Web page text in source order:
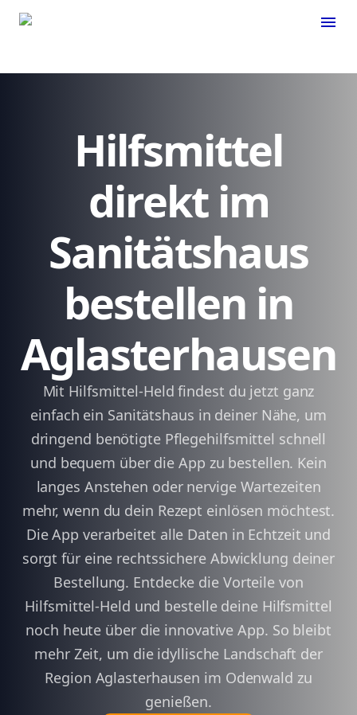
menu
Hilfsmittel
direkt im
Sanitätshaus
bestellen in
Aglasterhausen
Mit Hilfsmittel-Held findest du jetzt ganz
einfach ein Sanitätshaus in deiner Nähe, um
dringend benötigte Pflegehilfsmittel schnell
und bequem über die App zu bestellen. Kein
langes Anstehen oder nervige Wartezeiten
mehr, wenn du dein Rezept einlösen möchtest.
Die App verarbeitet alle Daten in Echtzeit und
sorgt für eine rechtssichere Abwicklung deiner
Bestellung. Entdecke die Vorteile von
Hilfsmittel-Held und bestelle deine Hilfsmittel
noch heute über die innovative App. So bleibt
mehr Zeit, um die idyllische Landschaft der
Region Aglasterhausen im Odenwald zu
genießen.